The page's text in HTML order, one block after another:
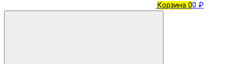
Корзина 00 ₽